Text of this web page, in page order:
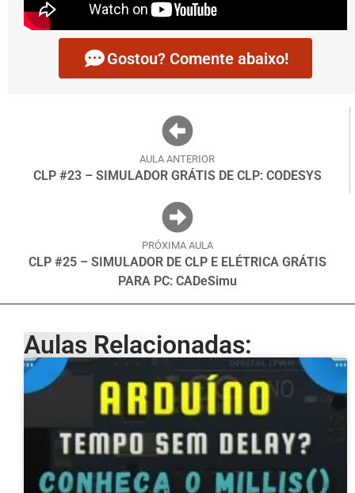
Gostou? Comente abaixo!
AULA ANTERIOR
CLP #23 – SIMULADOR GRÁTIS DE CLP: CODESYS
PRÓXIMA AULA
CLP #25 – SIMULADOR DE CLP E ELÉTRICA GRÁTIS
PARA PC: CADeSimu
Aulas Relacionadas: